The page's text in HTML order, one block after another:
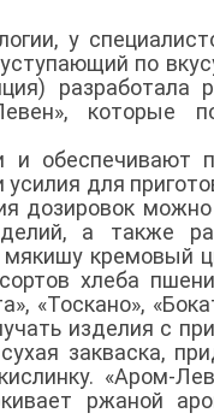
у
по
разработала
которые
и обеспечивают
для
дозировок можно
а также
кремовый
хлеба
«Тоскано»,
изделия с
закваска,
«Аром-
ржаной